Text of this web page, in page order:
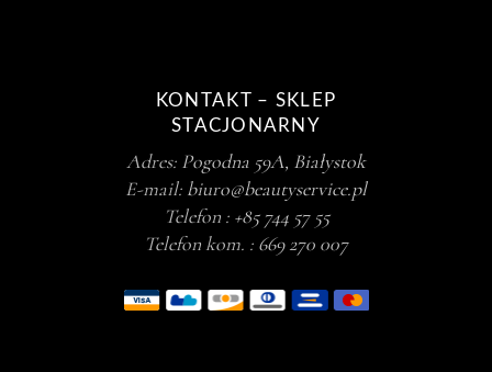
KONTAKT – SKLEP
STACJONARNY
Adres: Pogodna 59A, Białystok
E-mail: biuro@beautyservice.pl
Telefon : +85 744 57 55
Telefon kom. : 669 270 007